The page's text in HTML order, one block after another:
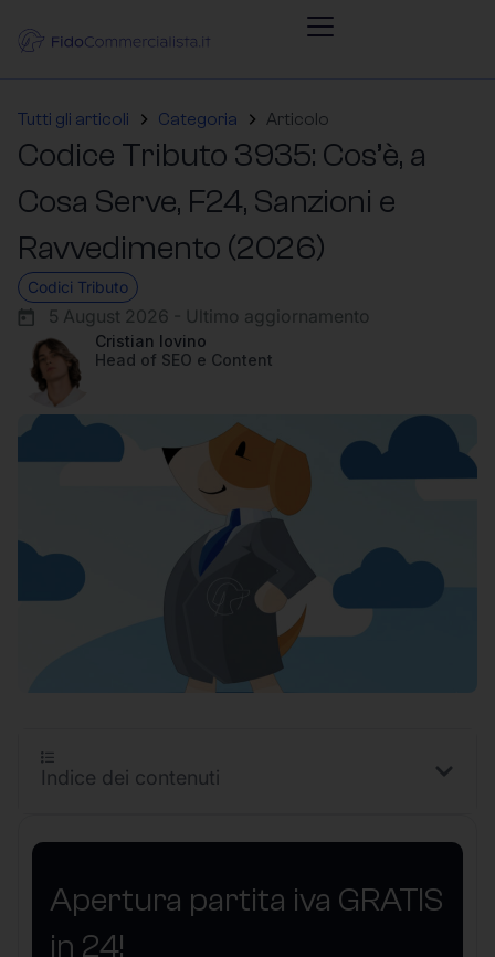
Tutti gli articoli Categoria Articolo
Codice Tributo 3935: Cos’è, a
Cosa Serve, F24, Sanzioni e
Ravvedimento (2026)
Codici Tributo
5 August 2026 - Ultimo aggiornamento
Cristian Iovino
Head of SEO e Content
Apertura partita iva GRATIS
in 24!
Indice dei contenuti